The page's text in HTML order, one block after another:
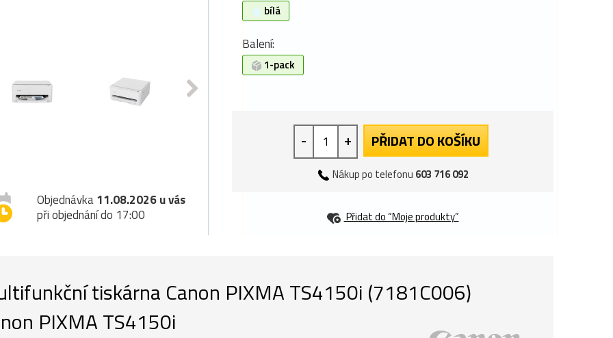
Objednávka11.08.2026 u vás
při objednání do 17:00
bílá
Balení:
1-pack
- + PŘIDAT DO KOŠÍKU
Nákup po telefonu 603 716 092
Přidat do “Moje produkty”
tiskárna Canon PIXMA TS4150i (7181C006)
PIXMA TS4150i